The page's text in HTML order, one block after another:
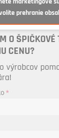
marketingové
prehranie
O ŠPIČKOVÉ
CENU?
výrobcov
*